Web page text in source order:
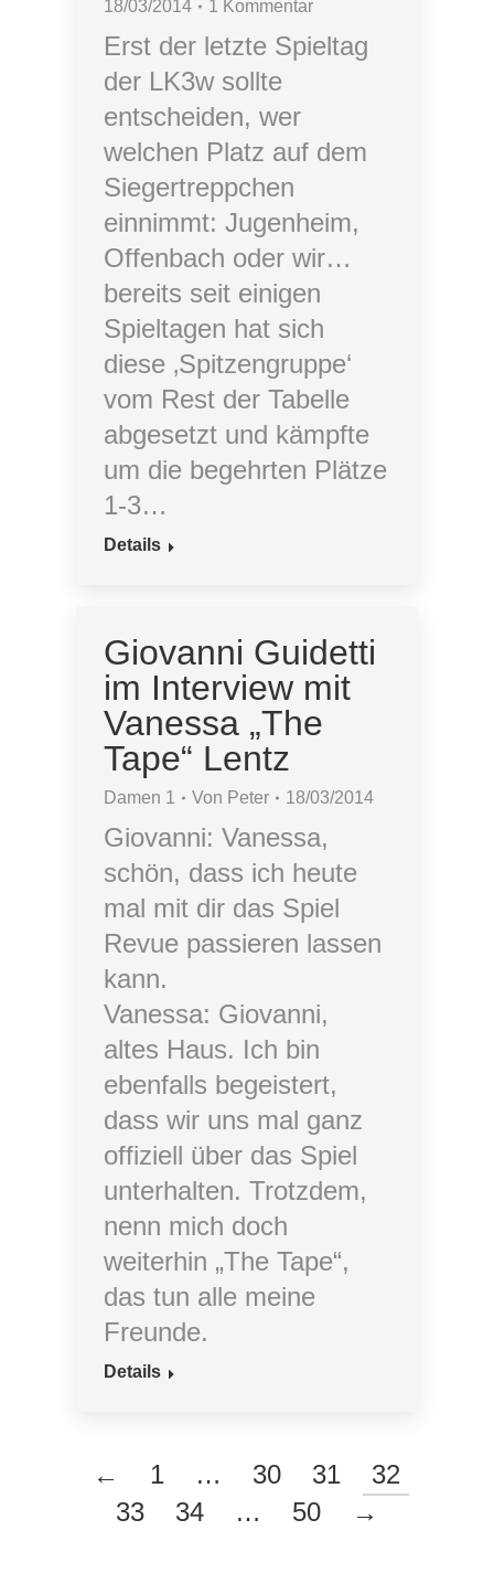
18/03/2014
1 Kommentar
Erst der letzte Spieltag
der LK3w sollte
entscheiden, wer
welchen Platz auf dem
Siegertreppchen
einnimmt: Jugenheim,
Offenbach oder wir…
bereits seit einigen
Spieltagen hat sich
diese ‚Spitzengruppe‘
vom Rest der Tabelle
abgesetzt und kämpfte
um die begehrten Plätze
1-3…
Details
Giovanni Guidetti
im Interview mit
Vanessa „The
Tape“ Lentz
Damen 1 Von Peter 18/03/2014
Giovanni: Vanessa,
schön, dass ich heute
mal mit dir das Spiel
Revue passieren lassen
kann.
Vanessa: Giovanni,
altes Haus. Ich bin
ebenfalls begeistert,
dass wir uns mal ganz
offiziell über das Spiel
unterhalten. Trotzdem,
nenn mich doch
weiterhin „The Tape“,
das tun alle meine
Freunde.
Details
← 1 … 30 31
32
33
34 … 50 →